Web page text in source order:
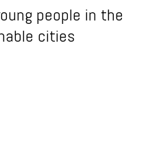
people in the
cities